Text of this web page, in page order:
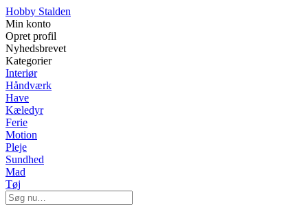
Hobby Stalden
Min konto
Opret profil
Nyhedsbrevet
Kategorier
Interiør
Håndværk
Have
Kæledyr
Ferie
Motion
Pleje
Sundhed
Mad
Tøj